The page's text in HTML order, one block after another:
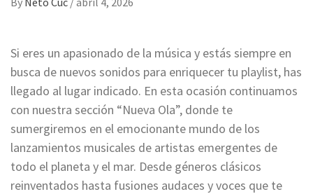
Si eres un apasionado de la música y estás siempre en
busca de nuevos sonidos para enriquecer tu playlist, has
llegado al lugar indicado. En esta ocasión continuamos
con nuestra sección “Nueva Ola”, donde te
sumergiremos en el emocionante mundo de los
lanzamientos musicales de artistas emergentes de
todo el planeta y el mar. Desde géneros clásicos
reinventados hasta fusiones audaces y voces que te